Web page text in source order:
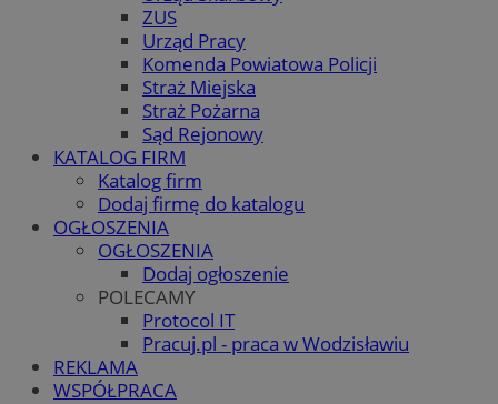
ZUS
Urząd Pracy
Komenda Powiatowa Policji
Straż Miejska
Straż Pożarna
Sąd Rejonowy
KATALOG FIRM
Katalog firm
Dodaj firmę do katalogu
OGŁOSZENIA
OGŁOSZENIA
Dodaj ogłoszenie
POLECAMY
Protocol IT
Pracuj.pl - praca w Wodzisławiu
REKLAMA
WSPÓŁPRACA